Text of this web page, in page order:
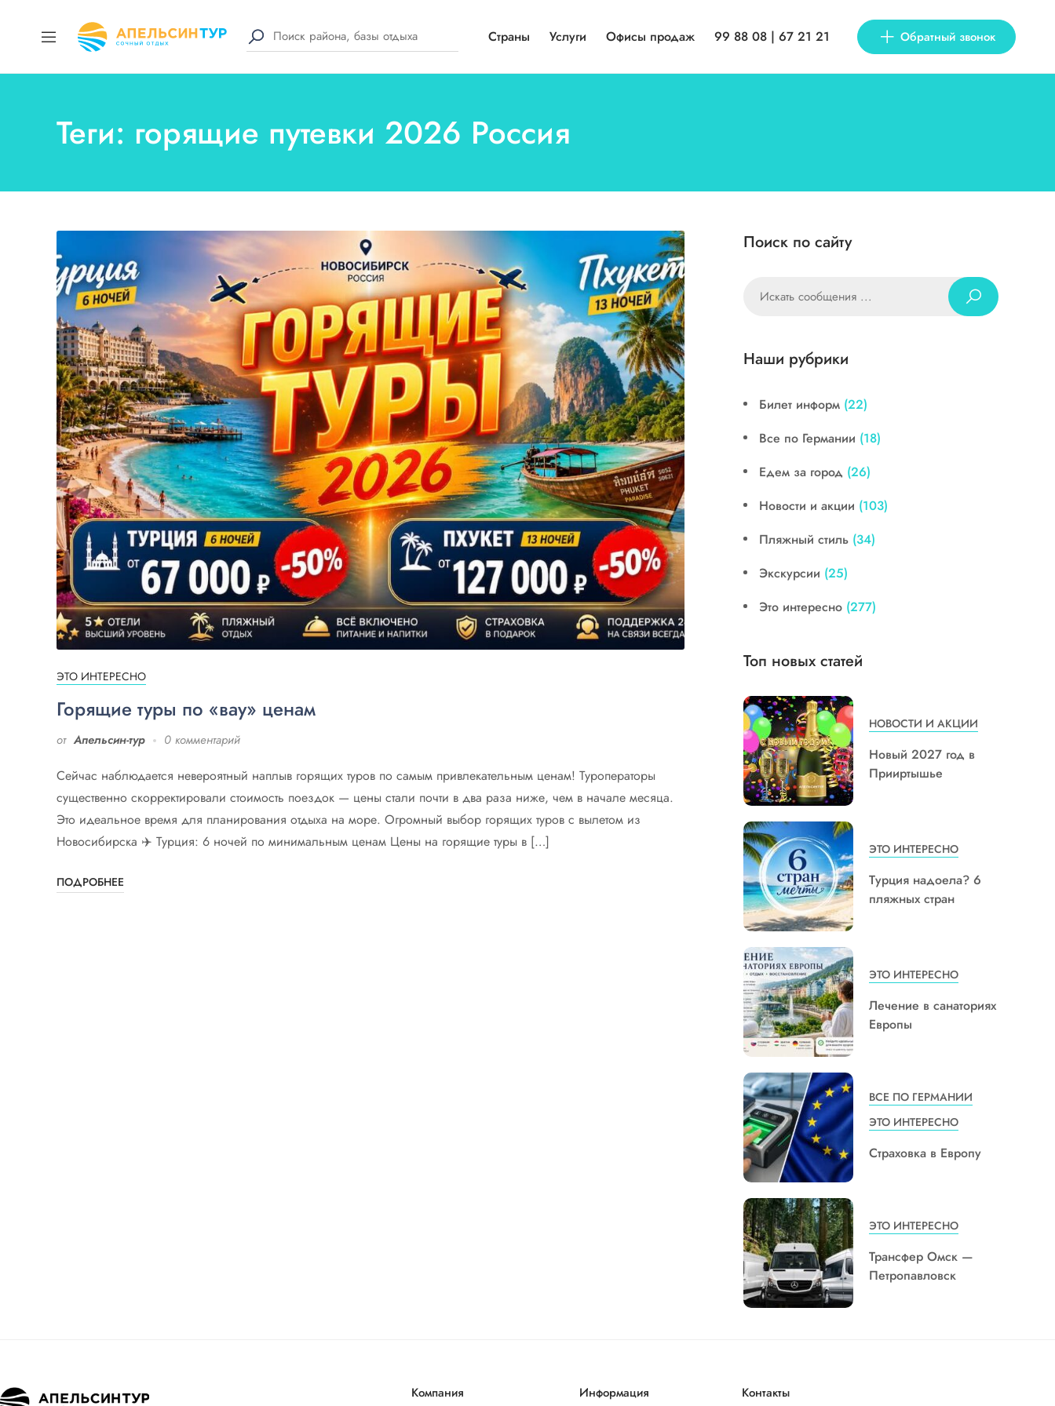
Страны Услуги Офисы продаж 99 88 08 | 67 21 21 Обратный звонок
Теги: горящие путевки 2026 Россия
ЭТО ИНТЕРЕСНО
Горящие туры по «вау» ценам
от Апельсин-тур 0 комментарий
Сейчас наблюдается невероятный наплыв горящих туров по самым привлекательным ценам! Туроператоры
существенно скорректировали стоимость поездок — цены стали почти в два раза ниже, чем в начале месяца.
Это идеальное время для планирования отдыха на море. Огромный выбор горящих туров с вылетом из
Новосибирска ✈️ Турция: 6 ночей по минимальным ценам Цены на горящие туры в […]
ПОДРОБНЕЕ
Поиск по сайту
Наши рубрики
Билет информ (22)
Все по Германии (18)
Едем за город (26)
Новости и акции (103)
Пляжный стиль (34)
Экскурсии (25)
Это интересно (277)
Топ новых статей
НОВОСТИ И АКЦИИ
Новый 2027 год в
Прииртышье
ЭТО ИНТЕРЕСНО
Турция надоела? 6
пляжных стран
ЭТО ИНТЕРЕСНО
Лечение в санаториях
Европы
ВСЕ ПО ГЕРМАНИИ
ЭТО ИНТЕРЕСНО
Страховка в Европу
ЭТО ИНТЕРЕСНО
Трансфер Омск —
Петропавловск
Компания Информация Контакты